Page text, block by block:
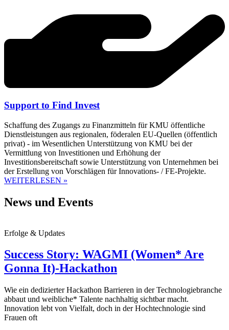
Support to Find Invest
Schaffung des Zugangs zu Finanzmitteln für KMU öffentliche
Dienstleistungen aus regionalen, föderalen EU-Quellen (öffentlich
privat) - im Wesentlichen Unterstützung von KMU bei der
Vermittlung von Investitionen und Erhöhung der
Investitionsbereitschaft sowie Unterstützung von Unternehmen bei
der Erstellung von Vorschlägen für Innovations- / FE-Projekte.
WEITERLESEN »
News und Events
Erfolge & Updates
Success Story: WAGMI (Women* Are
Gonna It)-Hackathon
Wie ein dedizierter Hackathon Barrieren in der Technologiebranche
abbaut und weibliche* Talente nachhaltig sichtbar macht.
Innovation lebt von Vielfalt, doch in der Hochtechnologie sind
Frauen oft